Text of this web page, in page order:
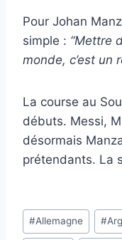
Pour Johan
simple : “Mettre
monde, c’est un
La course au
débuts. Messi,
désormais
prétendants. La
Étiquettes
de
#Allemagne #